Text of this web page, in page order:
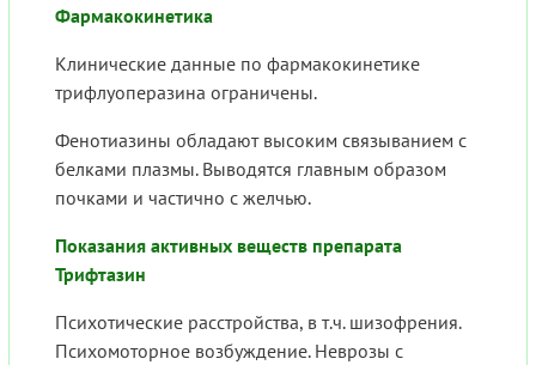
Фармакокинетика
Клинические данные по фармакокинетике
трифлуоперазина ограничены.
Фенотиазины обладают высоким связыванием с
белками плазмы. Выводятся главным образом
почками и частично с желчью.
Показания активных веществ препарата
Трифтазин
Психотические расстройства, в т.ч. шизофрения.
Психомоторное возбуждение. Неврозы с